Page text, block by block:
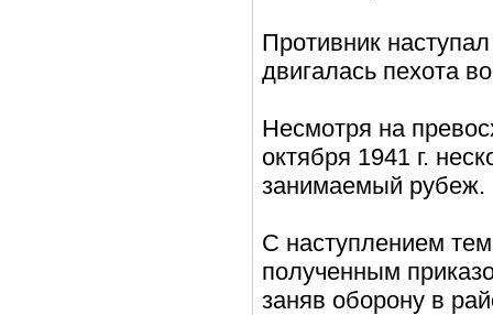
Противник
двигалась пехота
Несмотря на
октября 1941 г.
занимаемый рубеж.
С наступлением
полученным
заняв оборону в